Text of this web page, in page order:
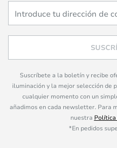
Suscríbete a la boletín y recibe
iluminación y la mejor selección de
cualquier momento con un
añadimos en cada newsletter. Para
nuestra Política
*En pedidos